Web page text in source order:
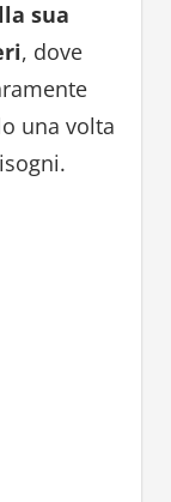
sua
, dove
una volta